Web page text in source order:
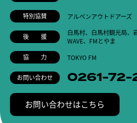
特別協賛 アルペンアウトドアーズ
後 援 白馬村、白馬村観光局、
WAVE、FMとやま
協 力
TOKYO FM
お問い合わせ 0261-72-
お問い合わせはこちら